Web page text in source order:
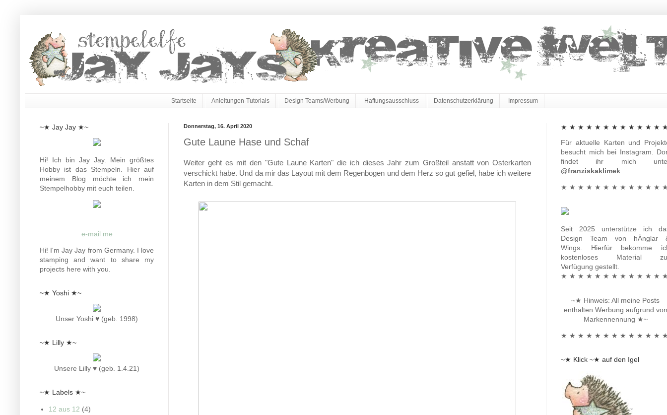
Startseite Anleitungen-Tutorials Design Teams/Werbung Haftungsausschluss Datenschutzerklärung Impressum
Donnerstag, 16. April 2020
Gute Laune Hase und Schaf
Weiter geht es mit den "Gute Laune Karten" die ich dieses Jahr zum Großteil anstatt von Osterkarten
verschickt habe. Und da mir das Layout mit dem Regenbogen und dem Herz so gut gefiel, habe ich weitere
Karten in dem Stil gemacht.
~★ Jay Jay ★~
Hi! Ich bin Jay Jay. Mein größtes
Hobby ist das Stempeln. Hier auf
meinem Blog möchte ich mein
Stempelhobby mit euch teilen.
e-mail me
Hi! I'm Jay Jay from Germany. I love
stamping and want to share my
projects here with you.
~★ Yoshi ★~
Unser Yoshi ♥ (geb. 1998)
~★ Lilly ★~
Unsere Lilly ♥ (geb. 1.4.21)
~★ Labels ★~
12 aus 12 (4)
★ ★ ★ ★ ★ ★ ★ ★ ★ ★ ★ ★
Für aktuelle Karten und
besucht mich bei Instagram.
findet ihr mich
@franziskaklimek
★ ★ ★ ★ ★ ★ ★ ★ ★ ★ ★ ★
Seit 2025 unterstütze ich
Design Team von hÄnglar
Wings. Hierfür bekomme
kostenloses Material
Verfügung gestellt.
★ ★ ★ ★ ★ ★ ★ ★ ★ ★ ★ ★
~★ Hinweis: All meine Posts
enthalten Werbung aufgrund von
Markennennung ★~
★ ★ ★ ★ ★ ★ ★ ★ ★ ★ ★ ★
~★ Klick ~★ auf den Igel